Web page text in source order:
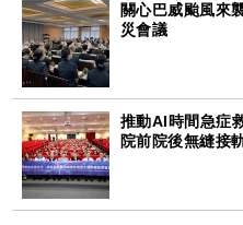
關心巴威颱風來
災會議
推動AI時間急症
院前院後無縫接